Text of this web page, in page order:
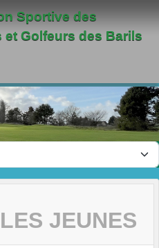
Sportive des
et Golfeurs des Barils
JEUNES